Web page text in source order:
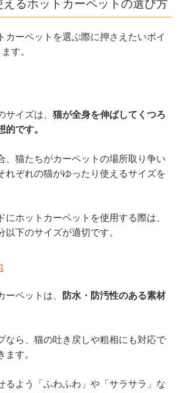
るホットカーペットの選び方
カーペットを選ぶ際に押さえたいポイ
す。
サイズは、猫が全身を伸ばしてくつろ
的です。
、猫たちがカーペットの場所取り争い
れぞれの猫がゆったり使えるサイズを
にホットカーペットを使用する際は、
以下のサイズが適切です。
ーペットは、
防水・防汚性のある素材
なら、猫の吐き戻しや粗相にも対応で
ます。
るよう「ふわふわ」や「サラサラ」な